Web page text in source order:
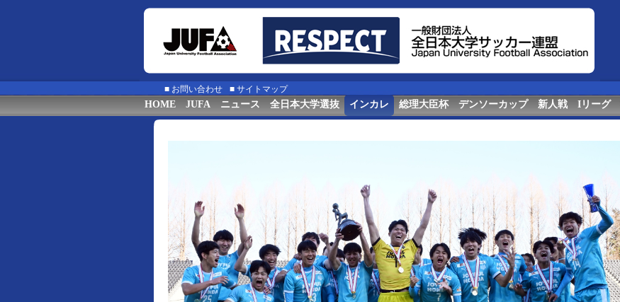
■ お問い合わせ ■ サイトマップ
HOME JUFA ニュース 全日本大学選抜 インカレ 総理大臣杯 デンソーカップ 新人戦 Iリーグ